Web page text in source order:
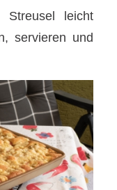
leicht
servieren und